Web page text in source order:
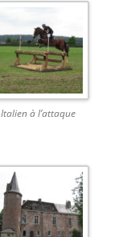
Italien à l’attaque